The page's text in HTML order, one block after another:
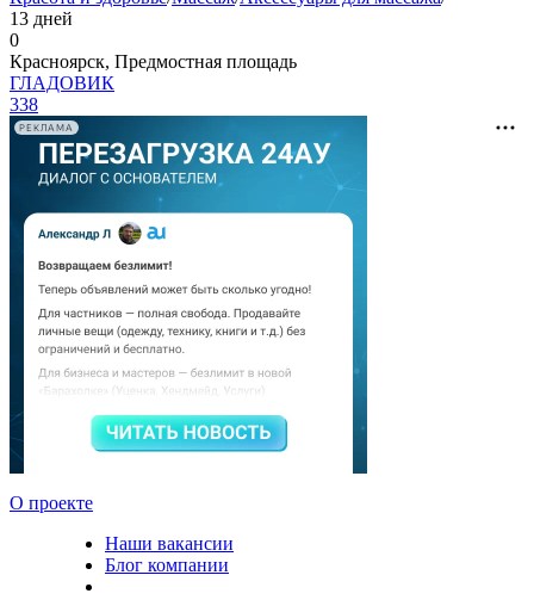
13 дней
0
Красноярск, Предмостная площадь
ГЛАДОВИК
338
РЕКЛАМА
О проекте
Наши вакансии
Блог компании